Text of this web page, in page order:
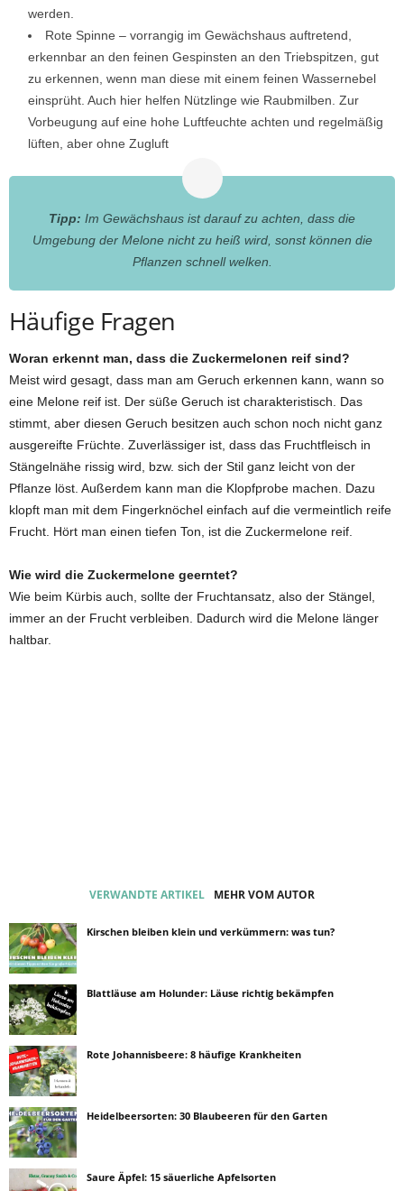
werden.
Rote Spinne – vorrangig im Gewächshaus auftretend,
erkennbar an den feinen Gespinsten an den Triebspitzen, gut
zu erkennen, wenn man diese mit einem feinen Wassernebel
einsprüht. Auch hier helfen Nützlinge wie Raubmilben. Zur
Vorbeugung auf eine hohe Luftfeuchte achten und regelmäßig
lüften, aber ohne Zugluft
Tipp: Im Gewächshaus ist darauf zu achten, dass die
Umgebung der Melone nicht zu heiß wird, sonst können die
Pflanzen schnell welken.
Häufige Fragen
Woran erkennt man, dass die Zuckermelonen reif sind?
Meist wird gesagt, dass man am Geruch erkennen kann, wann so
eine Melone reif ist. Der süße Geruch ist charakteristisch. Das
stimmt, aber diesen Geruch besitzen auch schon noch nicht ganz
ausgereifte Früchte. Zuverlässiger ist, dass das Fruchtfleisch in
Stängelnähe rissig wird, bzw. sich der Stil ganz leicht von der
Pflanze löst. Außerdem kann man die Klopfprobe machen. Dazu
klopft man mit dem Fingerknöchel einfach auf die vermeintlich reife
Frucht. Hört man einen tiefen Ton, ist die Zuckermelone reif.
Wie wird die Zuckermelone geerntet?
Wie beim Kürbis auch, sollte der Fruchtansatz, also der Stängel,
immer an der Frucht verbleiben. Dadurch wird die Melone länger
haltbar.
VERWANDTE ARTIKEL MEHR VOM AUTOR
Kirschen bleiben klein und verkümmern: was tun?
Blattläuse am Holunder: Läuse richtig bekämpfen
Rote Johannisbeere: 8 häufige Krankheiten
Heidelbeersorten: 30 Blaubeeren für den Garten
Saure Äpfel: 15 säuerliche Apfelsorten